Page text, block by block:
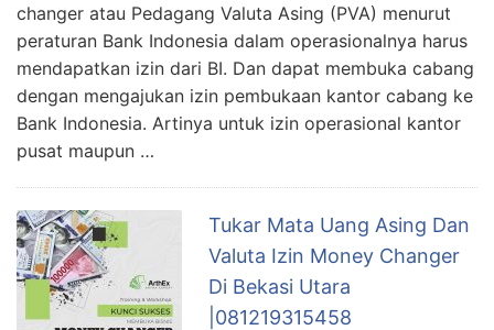
changer atau Pedagang Valuta Asing (PVA) menurut
peraturan Bank Indonesia dalam operasionalnya harus
mendapatkan izin dari BI. Dan dapat membuka cabang
dengan mengajukan izin pembukaan kantor cabang ke
Bank Indonesia. Artinya untuk izin operasional kantor
pusat maupun …
Tukar Mata Uang Asing Dan
Valuta Izin Money Changer
Di Bekasi Utara
|081219315458